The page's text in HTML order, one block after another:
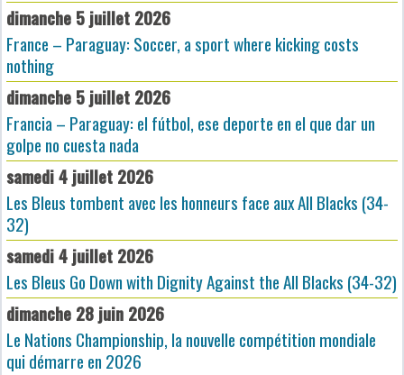
dimanche 5 juillet 2026
France – Paraguay: Soccer, a sport where kicking costs
nothing
dimanche 5 juillet 2026
Francia – Paraguay: el fútbol, ese deporte en el que dar un
golpe no cuesta nada
samedi 4 juillet 2026
Les Bleus tombent avec les honneurs face aux All Blacks (34-
32)
samedi 4 juillet 2026
Les Bleus Go Down with Dignity Against the All Blacks (34-32)
dimanche 28 juin 2026
Le Nations Championship, la nouvelle compétition mondiale
qui démarre en 2026